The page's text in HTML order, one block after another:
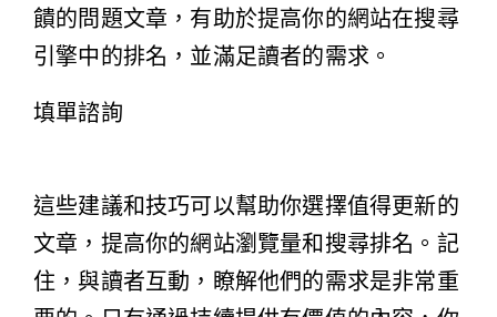
饋的問題文章，有助於提高你的網站在搜尋
引擎中的排名，並滿足讀者的需求。
填單諮詢
這些建議和技巧可以幫助你選擇值得更新的
文章，提高你的網站瀏覽量和搜尋排名。記
住，與讀者互動，瞭解他們的需求是非常重